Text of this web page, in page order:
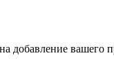
добавление вашего